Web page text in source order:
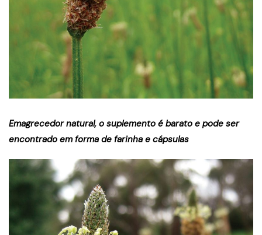
Emagrecedor natural, o suplemento é barato e pode ser
encontrado em forma de farinha e cápsulas